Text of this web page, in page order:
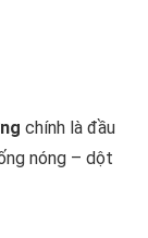
chính là đầu
nóng – dột